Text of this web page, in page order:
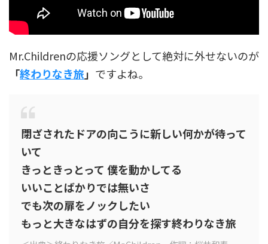
Mr.Childrenの応援ソングとして絶対に外せないのが
「終わりなき旅」 ですよね。
閉ざされたドアの向こうに新しい何かが待って
いて
きっときっとって 僕を動かしてる
いいことばかりでは無いさ
でも次の扉をノックしたい
もっと大きなはずの自分を探す終わりなき旅